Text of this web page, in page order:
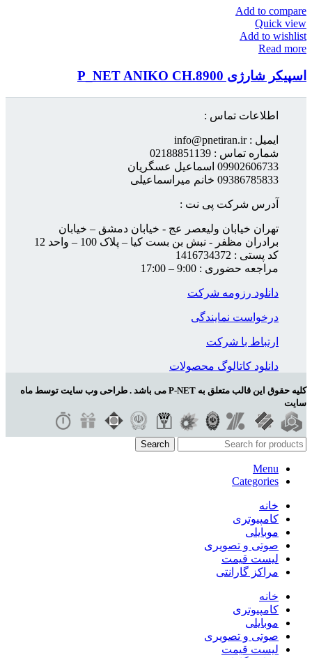
Add to compare
Quick view
Add to wishlist
Read more
اسپیکر شارژی P_NET ANIKO CH.8900
اطلاعات تماس :
ایمیل : info@pnetiran.ir
شماره تماس : 02188851139
09902606733 اسماعیل عسگریان
09386785833 خانم میراسماعیلی
آدرس شرکت پی نت :
تهران خیابان ولیعصر عج - خیابان دمشق – خیابان
برادران مظفر - نبش بن بست کیا – پلاک 100 – واحد 12
کد پستی : 1416734372
مراجعه حضوری : 9:00 – 17:00
دانلود رزومه شرکت
درخواست نمایندگی
ارتباط با شرکت
دانلود کاتالوگ محصولات
کلیه حقوق این قالب متعلق به P-NET می باشد . طراحی وب سایت توسط ماه
سایت
Search
Menu
Categories
خانه
کامپیوتری
موبایلی
صوتی و تصویری
لیست قیمت
مراکز گارانتی
خانه
کامپیوتری
موبایلی
صوتی و تصویری
لیست قیمت